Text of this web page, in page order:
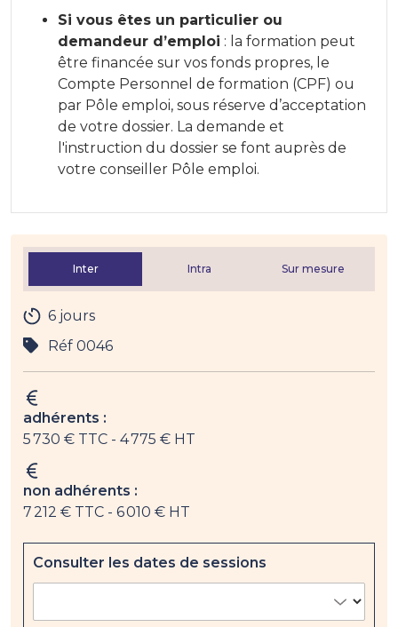
Si vous êtes un particulier ou
demandeur d’emploi : la formation peut
être financée sur vos fonds propres, le
Compte Personnel de formation (CPF) ou
par Pôle emploi, sous réserve d’acceptation
de votre dossier. La demande et
l'instruction du dossier se font auprès de
votre conseiller Pôle emploi.
Inter Intra Sur mesure
6 jours
Réf 0046
adhérents :
5 730 € TTC - 4 775 € HT
non adhérents :
7 212 € TTC - 6 010 € HT
Consulter les dates de sessions